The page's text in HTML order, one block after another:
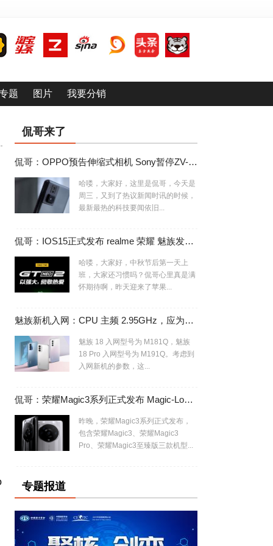
题 图片 我要分销
侃哥来了
侃哥：OPPO预告伸缩式相机 Sony暂停ZV-E10相机生产
哈喽，大家好，这里是侃哥，今天是
周三，又到了热议新闻时讯的时候，
最新最热的科技要闻依旧...
侃哥：IOS15正式发布 realme 荣耀 魅族发布会撞车
哈喽，大家好，中秋节后第一天上
班，大家还习惯吗？侃哥心里真是满
怀期待啊，昨天迎来了苹果...
魅族新机入网：CPU 主频 2.95GHz，应为魅族 18/Pro 换芯版
魅族 18 入网型号为 M181Q，魅族
18 Pro 入网型号为 M191Q。考虑到
入网新机的参数，这...
侃哥：荣耀Magic3系列正式发布 Magic-Log有专业内味了
昨晚，荣耀Magic3系列正式发布，
包含荣耀Magic3、荣耀Magic3
Pro、荣耀Magic3至臻版三款机型...
专题报道